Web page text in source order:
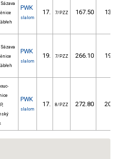
PWK
slalom
17. 7/PZZ 167.50 138,4
PWK
slalom
19. 7/PZZ 266.10 196,1
PWK
slalom
17. 8/PZZ 272.80 205,0